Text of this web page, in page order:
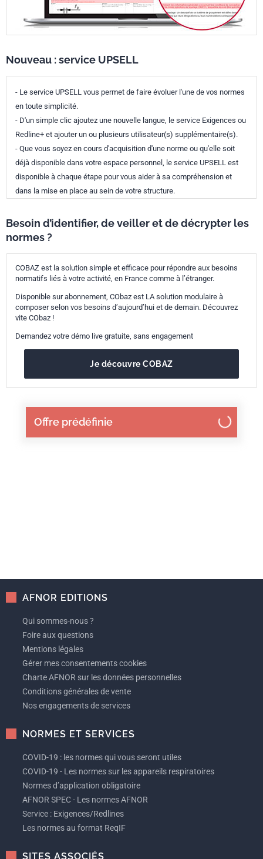
Offre prédéfinie
Nouveau : service UPSELL
- Le service UPSELL vous permet de faire évoluer l'une de vos normes
en toute simplicité.
- D'un simple clic ajoutez une nouvelle langue, le service Exigences ou
Redline+ et ajouter un ou plusieurs utilisateur(s) supplémentaire(s).
- Que vous soyez en cours d'acquisition d'une norme ou qu'elle soit
déjà disponible dans votre espace personnel, le service UPSELL est
disponible à chaque étape pour vous aider à sa compréhension et
dans la mise en place au sein de votre structure.
Besoin d’identifier, de veiller et de décrypter les
normes ?
COBAZ est la solution simple et efficace pour répondre aux besoins
normatifs liés à votre activité, en France comme à l’étranger.
Disponible sur abonnement, CObaz est LA solution modulaire à
composer selon vos besoins d’aujourd’hui et de demain. Découvrez
vite CObaz !
Demandez votre démo live gratuite, sans engagement
Je découvre COBAZ
AFNOR EDITIONS
Qui sommes-nous ?
Foire aux questions
Mentions légales
Gérer mes consentements cookies
Charte AFNOR sur les données personnelles
Conditions générales de vente
Nos engagements de services
NORMES ET SERVICES
COVID-19 : les normes qui vous seront utiles
COVID-19 - Les normes sur les appareils respiratoires
Normes d’application obligatoire
AFNOR SPEC - Les normes AFNOR
Service : Exigences/Redlines
Les normes au format ReqIF
SITES ASSOCIÉS